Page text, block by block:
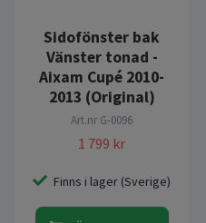
Sidofönster bak
Vänster tonad -
Aixam Cupé 2010-
2013 (Original)
Art.nr G-0096
1 799 kr
Finns i lager (Sverige)